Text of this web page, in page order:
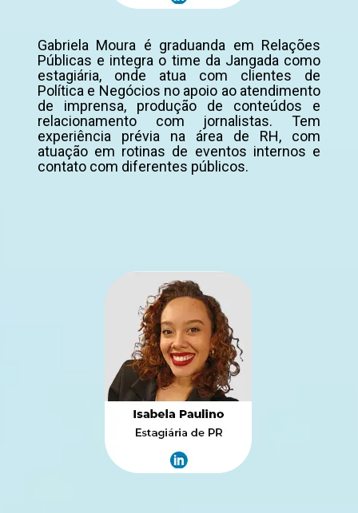
Gabriela Moura é graduanda em Relações
Públicas e integra o time da Jangada como
estagiária, onde atua com clientes de
Política e Negócios no apoio ao atendimento
de imprensa, produção de conteúdos e
relacionamento com jornalistas. Tem
experiência prévia na área de RH, com
atuação em rotinas de eventos internos e
contato com diferentes públicos.